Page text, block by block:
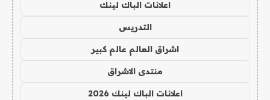
اعلانات الباك لينك
التدريس
اشراق العالم عالم كبير
منتدى الاشراق
اعلانات الباك لينك 2026